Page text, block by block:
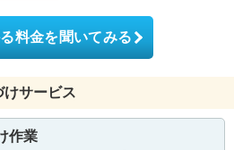
料金を聞いてみる
サービス
作業